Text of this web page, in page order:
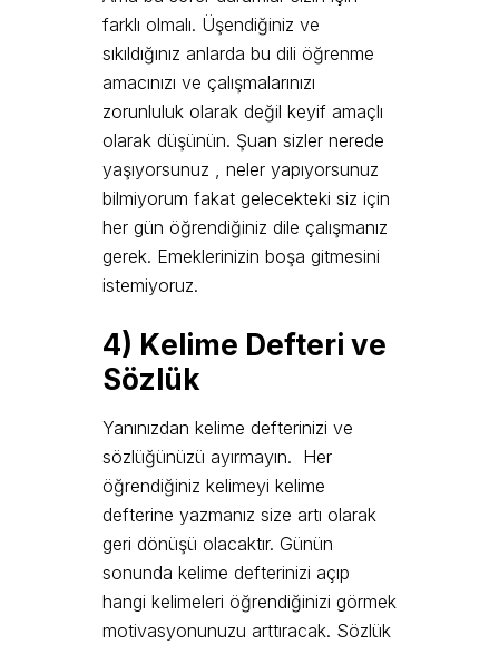
farklı olmalı. Üşendiğiniz ve
sıkıldığınız anlarda bu dili öğrenme
amacınızı ve çalışmalarınızı
zorunluluk olarak değil keyif amaçlı
olarak düşünün. Şuan sizler nerede
yaşıyorsunuz , neler yapıyorsunuz
bilmiyorum fakat gelecekteki siz için
her gün öğrendiğiniz dile çalışmanız
gerek. Emeklerinizin boşa gitmesini
istemiyoruz.
4) Kelime Defteri ve
Sözlük
Yanınızdan kelime defterinizi ve
sözlüğünüzü ayırmayın. Her
öğrendiğiniz kelimeyi kelime
defterine yazmanız size artı olarak
geri dönüşü olacaktır. Günün
sonunda kelime defterinizi açıp
hangi kelimeleri öğrendiğinizi görmek
motivasyonunuzu arttıracak. Sözlük